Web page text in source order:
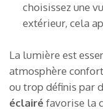
choisissez une
extérieur, cela
La lumière est
atmosphère
ou trop définis par
éclairéfavorise la